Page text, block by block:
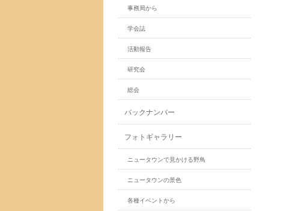
事務局から
学会誌
活動報告
研究会
総会
バックナンバー
フォトギャラリー
ニュータウンで見かける野鳥
ニュータウンの景色
各種イベントから